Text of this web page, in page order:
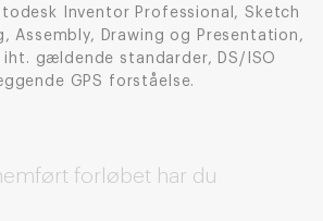
Inventor Professional, Sketch
Assembly, Drawing og Presentation,
gældende standarder, DS/ISO
GPS forståelse.
forløbet har du